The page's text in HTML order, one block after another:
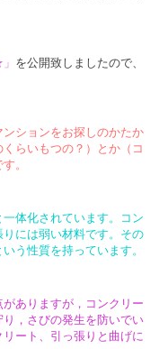
を公開致しましたので、
ンションをお探しのかたか
らいもつの？）とか（コ
。
体化されています。コン
には弱い材料です。その
う性質を持っています。
ありますが，コンクリー
，さびの発生を防いでい
ート、引っ張りと曲げに